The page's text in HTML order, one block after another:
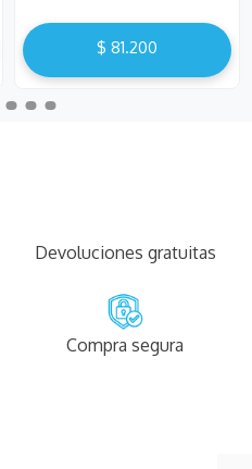
$ 81.200
Devoluciones gratuitas
Compra segura